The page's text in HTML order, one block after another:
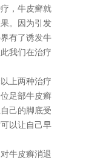
，牛皮癣就
。因为引发
有了诱发牛
我们在治疗
上两种治疗
足部牛皮癣
己的脚底受
以让自己早
牛皮癣消退